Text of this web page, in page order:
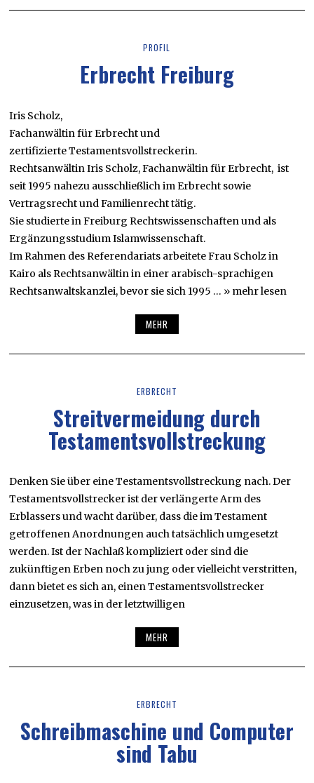
PROFIL
Erbrecht Freiburg
Iris Scholz,
Fachanwältin für Erbrecht und
zertifizierte Testamentsvollstreckerin.
Rechtsanwältin Iris Scholz, Fachanwältin für Erbrecht, ist
seit 1995 nahezu ausschließlich im Erbrecht sowie
Vertragsrecht und Familienrecht tätig.
Sie studierte in Freiburg Rechtswissenschaften und als
Ergänzungsstudium Islamwissenschaft.
Im Rahmen des Referendariats arbeitete Frau Scholz in
Kairo als Rechtsanwältin in einer arabisch-sprachigen
Rechtsanwaltskanzlei, bevor sie sich 1995 … » mehr lesen
MEHR
ERBRECHT
Streitvermeidung durch
Testamentsvollstreckung
Denken Sie über eine Testamentsvollstreckung nach. Der
Testamentsvollstrecker ist der verlängerte Arm des
Erblassers und wacht darüber, dass die im Testament
getroffenen Anordnungen auch tatsächlich umgesetzt
werden. Ist der Nachlaß kompliziert oder sind die
zukünftigen Erben noch zu jung oder vielleicht verstritten,
dann bietet es sich an, einen Testamentsvollstrecker
einzusetzen, was in der letztwilligen
MEHR
ERBRECHT
Schreibmaschine und Computer
sind Tabu